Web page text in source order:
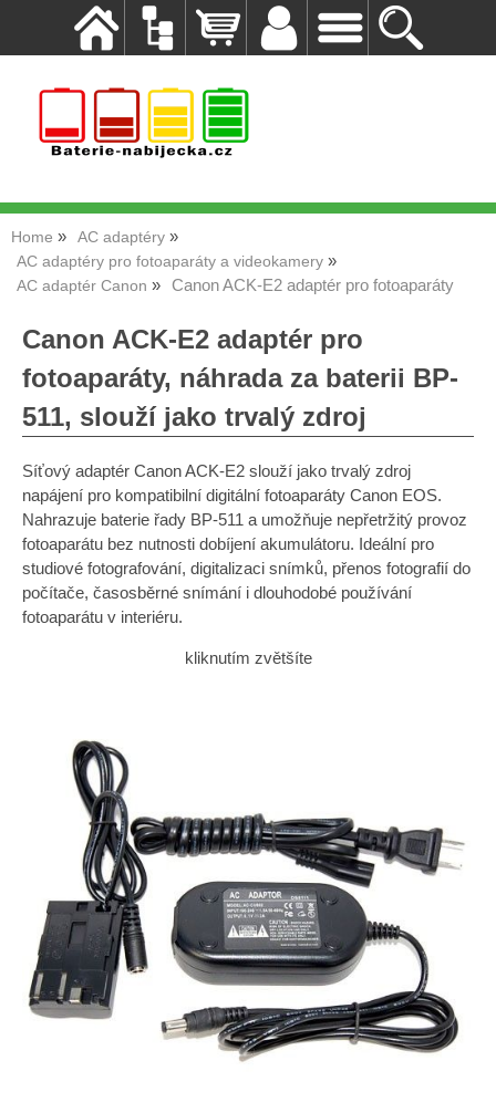
Home
AC adaptéry
AC adaptéry pro fotoaparáty a videokamery
AC adaptér Canon
Canon ACK-E2 adaptér pro fotoaparáty
Canon ACK-E2 adaptér pro
fotoaparáty, náhrada za baterii BP-
511, slouží jako trvalý zdroj
Síťový adaptér Canon ACK-E2 slouží jako trvalý zdroj
napájení pro kompatibilní digitální fotoaparáty Canon EOS.
Nahrazuje baterie řady BP-511 a umožňuje nepřetržitý provoz
fotoaparátu bez nutnosti dobíjení akumulátoru. Ideální pro
studiové fotografování, digitalizaci snímků, přenos fotografií do
počítače, časosběrné snímání i dlouhodobé používání
fotoaparátu v interiéru.
kliknutím zvětšíte